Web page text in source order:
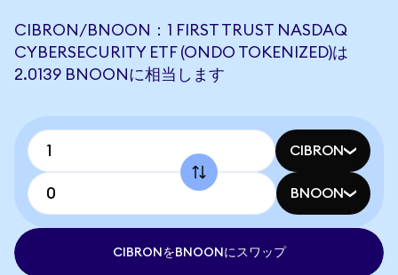
CIBRON/BNOON：1 FIRST TRUST NASDAQ
CYBERSECURITY ETF (ONDO TOKENIZED)は
2.0139 BNOONに相当します
CIBRON
BNOON
CIBRONをBNOONにスワップ